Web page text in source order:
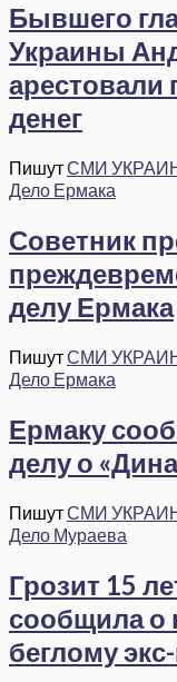
Бывшего
Украины
арестовали
денег
ПишутСМИ
Дело Ермака
Советник
делу Ермака
ПишутСМИ
Дело Ермака
Ермаку
делу о
ПишутСМИ
Дело Мураева
Грозит 15
сообщила о
беглому